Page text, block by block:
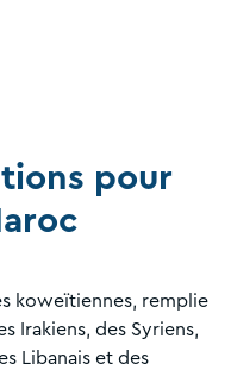
pour
koweïtiennes, remplie
Irakiens, des Syriens,
Libanais et des